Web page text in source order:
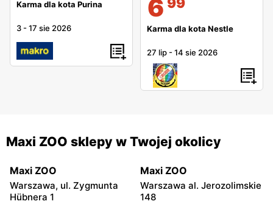
Karma dla kota Purina
3 -17 sie 2026
6
Karma dla kota Nestle
27 lip -14 sie 2026
Maxi ZOO sklepy w Twojej okolicy
Maxi ZOO
Warszawa, ul. Zygmunta
Hübnera 1
Maxi ZOO
Warszawa al. Jerozolimskie
148